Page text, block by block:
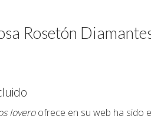
Rosetón
Joyeroofrece en su web ha sido